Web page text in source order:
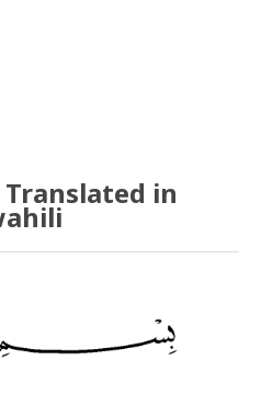
Translated in